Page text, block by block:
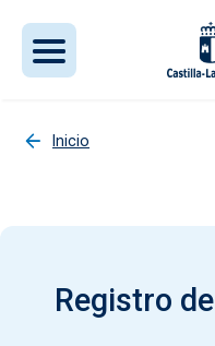
Inicio
Registro